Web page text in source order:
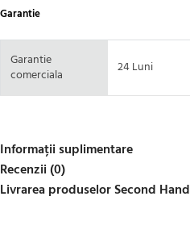
Garantie
Garantie
comerciala
24 Luni
Informații suplimentare
Recenzii (0)
Livrarea produselor Second Hand